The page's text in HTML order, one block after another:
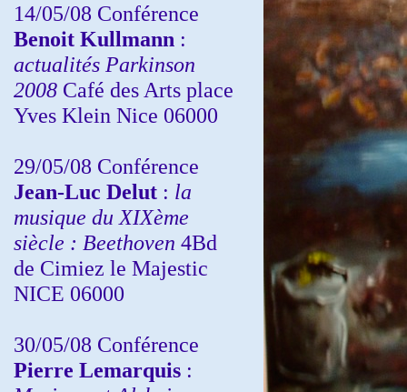
14/05/08 Conférence
Benoit Kullmann :
actualités Parkinson
2008 Café des Arts place
Yves Klein Nice 06000
29/05/08 Conférence
Jean-Luc Delut : la
musique du XIXème
siècle : Beethoven 4Bd
de Cimiez le Majestic
NICE 06000
30/05/08 Conférence
Pierre Lemarquis :